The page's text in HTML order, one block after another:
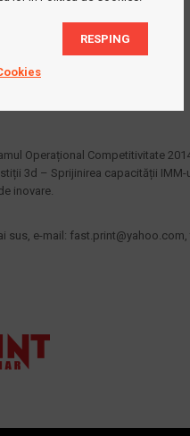
Operațional Competitivitate
3d – Sprijinirea capacității
inovare.
sus, e-mail: fast.print@yahoo.com
RESPING